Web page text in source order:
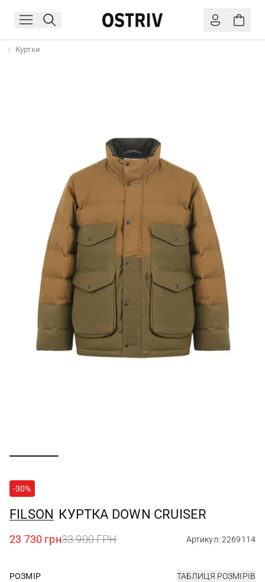
Куртки
-30%
FILSON КУРТКА DOWN CRUISER
23 730 грн33 900 ГРН Артикул: 2269114
РОЗМІР ТАБЛИЦЯ РОЗМІРІВ